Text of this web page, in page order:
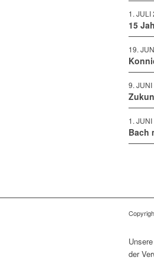
1. JULI
15
19.
9.
1.
Bach
der